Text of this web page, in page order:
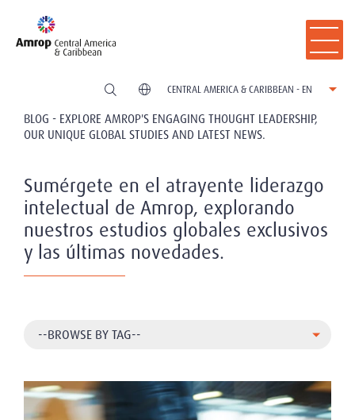
CENTRAL AMERICA & CARIBBEAN - EN
BLOG - EXPLORE AMROP'S ENGAGING THOUGHT LEADERSHIP,
OUR UNIQUE GLOBAL STUDIES AND LATEST NEWS.
Sumérgete en el atrayente liderazgo
intelectual de Amrop, explorando
nuestros estudios globales exclusivos
y las últimas novedades.